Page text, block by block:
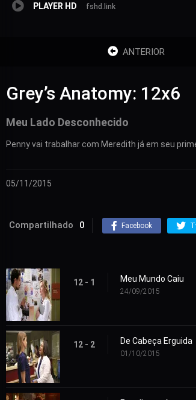
PLAYER HD fshd.link
ANTERIOR
Grey’s Anatomy: 12x6
Meu Lado Desconhecido
Penny vai trabalhar com Meredith já em seu
05/11/2015
Compartilhado 0 Facebook
12 - 1 Meu Mundo Caiu
24/09/2015
12 - 2 De Cabeça Erguida
01/10/2015